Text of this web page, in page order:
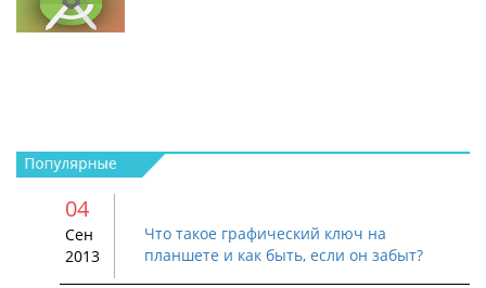
04
Сен
2013
Что такое графический ключ на
планшете и как быть, если он забыт?